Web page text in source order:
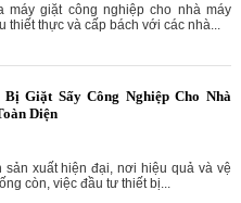
máy giặt công nghiệp cho nhà máy
thiết thực và cấp bách với các nhà...
Giặt Sấy Công Nghiệp Cho Nhà
Diện
sản xuất hiện đại, nơi hiệu quả và vệ
còn, việc đầu tư thiết bị...